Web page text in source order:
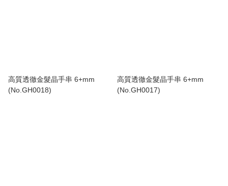
高質透徹金髮晶手串 6+mm
(No.GH0018)
高質透徹金髮晶手串 6+mm
(No.GH0017)